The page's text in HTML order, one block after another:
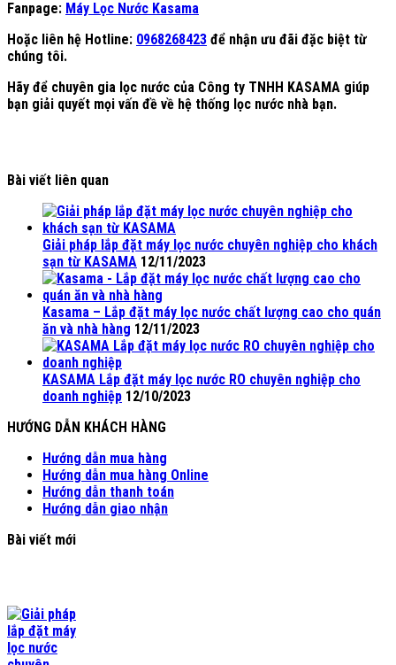
Fanpage: Máy Lọc Nước Kasama
Hoặc liên hệ Hotline: 0968268423 để nhận ưu đãi đặc biệt từ
chúng tôi.
Hãy để chuyên gia lọc nước của Công ty TNHH KASAMA giúp
bạn giải quyết mọi vấn đề về hệ thống lọc nước nhà bạn.
Bài viết liên quan
Giải pháp lắp đặt máy lọc nước chuyên nghiệp cho khách
sạn từ KASAMA 12/11/2023
Kasama – Lắp đặt máy lọc nước chất lượng cao cho quán
ăn và nhà hàng 12/11/2023
KASAMA Lắp đặt máy lọc nước RO chuyên nghiệp cho
doanh nghiệp 12/10/2023
HƯỚNG DẪN KHÁCH HÀNG
Hướng dẫn mua hàng
Hướng dẫn mua hàng Online
Hướng dẫn thanh toán
Hướng dẫn giao nhận
Bài viết mới